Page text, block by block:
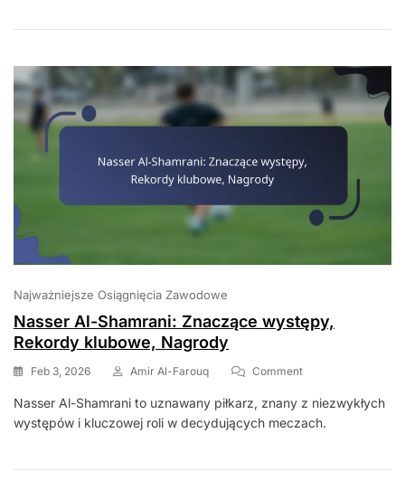
Interwencje,
Najważniejsze Osiągnięcia Zawodowe
Nasser Al-Shamrani: Znaczące występy,
Rekordy klubowe, Nagrody
Feb 3, 2026 Amir Al-Farouq CommentOn
Al-
Shamrani:
Rekordy
Nasser Al-Shamrani to uznawany piłkarz, znany z niezwykłych
występów i kluczowej roli w decydujących meczach.